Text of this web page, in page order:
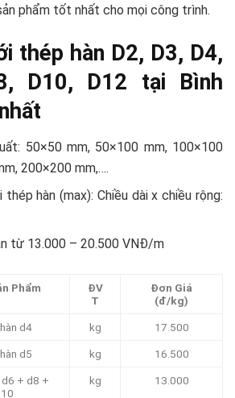
phẩm tốt nhất cho mọi công trình.
thép hàn D2, D3, D4,
D10, D12 tại Bình
50×50 mm, 50×100 mm, 100×100
200×200 mm,….
hàn (max): Chiều dài x chiều rộng:
từ 13.000 – 20.500 VNĐ/m
Phẩm
ĐV
T
Đơn Giá
(đ/kg)
d4 kg 17.500
d5 kg 16.500
+ d8 +
kg 13.000